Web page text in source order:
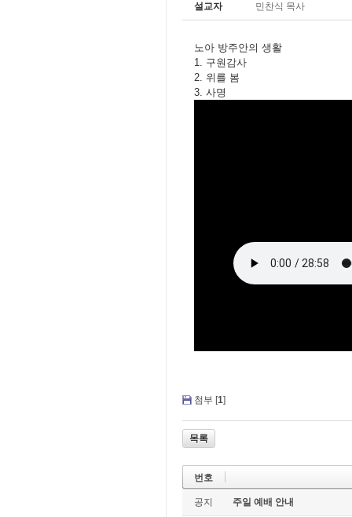
05-18 (고린도전서7) 고전4:1-8 판...
설교자 민찬식 목사
노아 방주안의 생활
1. 구원감사
2. 위를 봄
3. 사명
첨부 [1]
목록
번호
공지 주일 예배 안내